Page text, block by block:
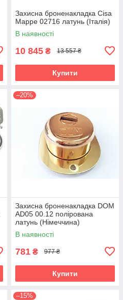
Захисна броненакладка Cisa
Mappe 02716 латунь (Італія)
В наявності
10 845 ₴ 13 557 ₴
Купити
–20%
Захисна броненакладка DOM
AD05 00.12 полірована
латунь (Німеччина)
В наявності
781 ₴ 977 ₴
Купити
–15%